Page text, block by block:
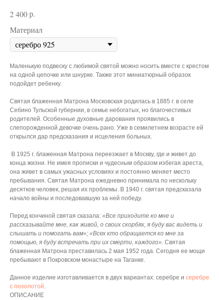
2 400р.
Материал
Маленькую подвеску с любимой святой можно носить вместе с крестом
на одной цепочке или шнурке. Также этот миниатюрный образок
подойдет ребенку.
Святая блаженная Матрона Московская родилась в 1885 г. в селе
Себино Тульской губернии, в семье небогатых, но благочестивых
родителей. Особенные духовные дарования проявились в
слепорожденной девочке очень рано. Уже в семилетнем возрасте ей
открылся дар предсказания и исцеления больных.
В 1925 г. блаженная Матрона переезжает в Москву, где и живет до
конца жизни. Не имея прописки и чудесным образом избегая ареста,
она живет в самых ужасных условиях и постоянно меняет место
пребывания. Святая Матрона ежедневно принимала по нескольку
десятков человек, решая их проблемы. В 1940 г. святая предсказала
начало войны и последовавшую за ней победу.
Перед кончиной святая сказала: «Все приходите ко мне и
рассказывайте мне, как живой, о своих скорбях, я буду вас видеть и
слышать и помогать вам»; «Всех кто обращается ко мне за
помощью, я буду встречать при их смерти, каждого». Святая
блаженная Матрона преставилась 2 мая 1952 года. Сегодня ее мощи
пребывают в Покровском монастыре на Таганке.
Данное изделие изготавливается в двух вариантах: серебре и серебре
с позолотой.
ОПИСАНИЕ